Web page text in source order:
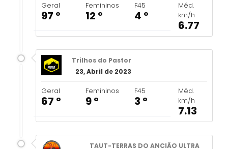
Geral
97 º
Femininos
12 º
F45
4 º
Méd.
km/h
6.77
Trilhos do Pastor
23, Abril de 2023
Geral
67 º
Femininos
9 º
F45
3 º
Méd.
km/h
7.13
TAUT-TERRAS DO ANCIÃO ULTRA